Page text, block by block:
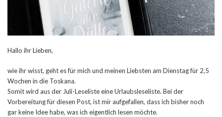
Hallo ihr Lieben,
wie ihr wisst, geht es für mich und meinen Liebsten am Dienstag für 2,5
Wochen in die Toskana.
Somit wird aus der Juli-Leseliste eine Urlaubsleseliste. Bei der
Vorbereitung für diesen Post, ist mir aufgefallen, dass ich bisher noch
gar keine Idee habe, was ich eigentlich lesen möchte.